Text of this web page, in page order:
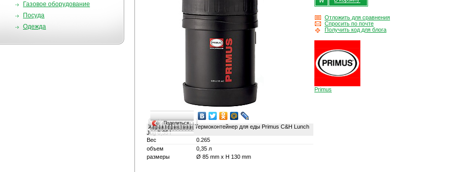
Газовое оборудование
Посуда
Одежда
Поделиться…
ХарактеристикиТермоконтейнер для еды Primus C&H Lunch
Jug 0,35 l
Вес
0.265
объем
0,35 л
размеры
Ø 85 mm x H 130 mm
Отложить для сравнения
Спросить по почте
Получить код для блога
Primus